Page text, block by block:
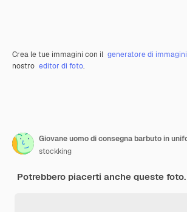
Crea le tue immagini con il generatore di immagini
nostro editor di foto.
stockking
Potrebbero piacerti anche queste foto.